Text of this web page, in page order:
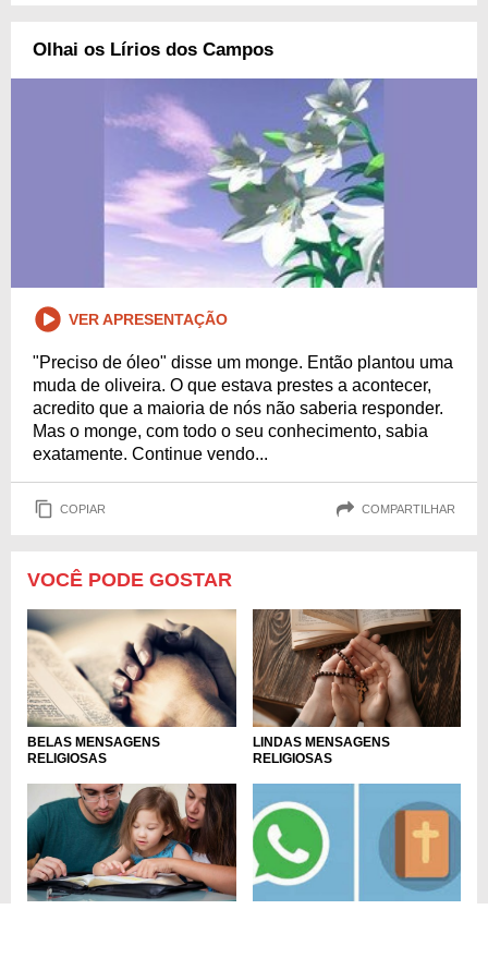
Olhai os Lírios dos Campos
VER APRESENTAÇÃO
"Preciso de óleo" disse um monge. Então plantou uma
muda de oliveira. O que estava prestes a acontecer,
acredito que a maioria de nós não saberia responder.
Mas o monge, com todo o seu conhecimento, sabia
exatamente. Continue vendo...
COPIAR COMPARTILHAR
VOCÊ PODE GOSTAR
BELAS MENSAGENS
RELIGIOSAS
LINDAS MENSAGENS
RELIGIOSAS